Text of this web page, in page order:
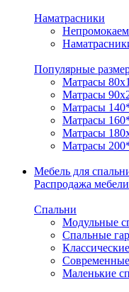
Наматрасники
Популярные
Матрасы
Матрасы
Матрасы
Матрасы
Матрасы
Матрасы
Мебель для
Распродажа мебели
Спальни
Модульные
Спальные
Маленькие